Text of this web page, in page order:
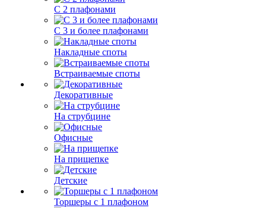
С 2 плафонами
С 3 и более плафонами
Накладные споты
Встраиваемые споты
Декоративные
На струбцине
Офисные
На прищепке
Детские
Торшеры с 1 плафоном